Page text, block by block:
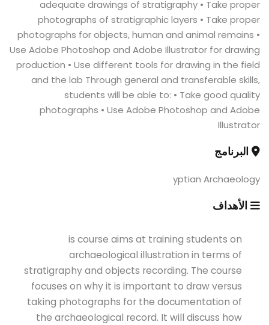
adequate drawings of stratigraphy • Take proper
photographs of stratigraphic layers • Take proper
photographs for objects, human and animal remains •
Use Adobe Photoshop and Adobe Illustrator for drawing
production • Use different tools for drawing in the field
and the lab Through general and transferable skills,
students will be able to: • Take good quality
photographs • Use Adobe Photoshop and Adobe
Illustrator
البرنامج
yptian Archaeology
الأهداف
is course aims at training students on
archaeological illustration in terms of
stratigraphy and objects recording. The course
focuses on why it is important to draw versus
taking photographs for the documentation of
the archaeological record. It will discuss how